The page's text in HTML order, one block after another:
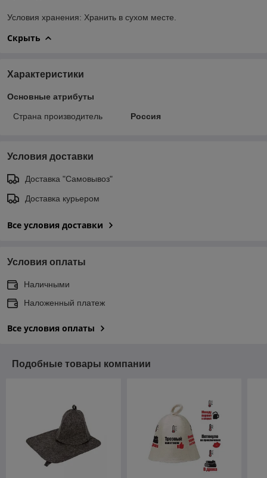
Условия хранения: Хранить в сухом месте.
Скрыть
Характеристики
Основные атрибуты
Страна производитель Россия
Условия доставки
Доставка "Самовывоз"
Доставка курьером
Все условия доставки
Условия оплаты
Наличными
Наложенный платеж
Все условия оплаты
Подобные товары компании